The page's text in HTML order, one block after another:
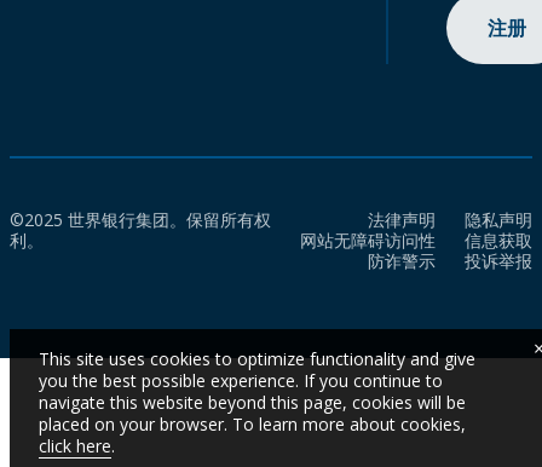
注册
©2025 世界银行集团。保留所有权
利。
法律声明
隐私声明
网站无障碍访问性
信息获取
防诈警示
投诉举报
This site uses cookies to optimize functionality and give
you the best possible experience. If you continue to
navigate this website beyond this page, cookies will be
placed on your browser. To learn more about cookies,
click here.